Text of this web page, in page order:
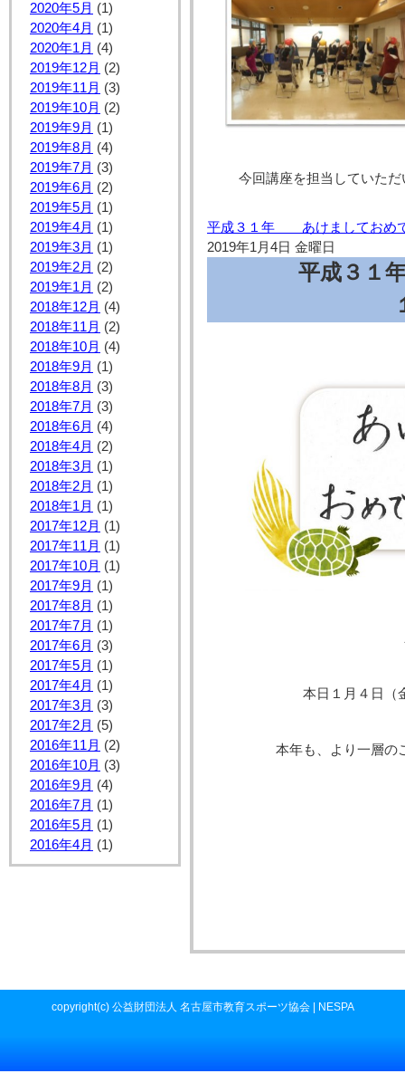
2020年5月 (1)
2020年4月 (1)
2020年1月 (4)
2019年12月 (2)
2019年11月 (3)
2019年10月 (2)
2019年9月 (1)
2019年8月 (4)
2019年7月 (3)
2019年6月 (2)
2019年5月 (1)
2019年4月 (1)
2019年3月 (1)
2019年2月 (2)
2019年1月 (2)
2018年12月 (4)
2018年11月 (2)
2018年10月 (4)
2018年9月 (1)
2018年8月 (3)
2018年7月 (3)
2018年6月 (4)
2018年4月 (2)
2018年3月 (1)
2018年2月 (1)
2018年1月 (1)
2017年12月 (1)
2017年11月 (1)
2017年10月 (1)
2017年9月 (1)
2017年8月 (1)
2017年7月 (1)
2017年6月 (3)
2017年5月 (1)
2017年4月 (1)
2017年3月 (3)
2017年2月 (5)
2016年11月 (2)
2016年10月 (3)
2016年9月 (4)
2016年7月 (1)
2016年5月 (1)
2016年4月 (1)
今回講座を担当していた
平成３１年 あけましておめ
2019年1月4日 金曜日
平成３１
本日１月４日（
本年も、より一層の
copyright(c) 公益財団法人 名古屋市教育スポーツ協会 | NESPA